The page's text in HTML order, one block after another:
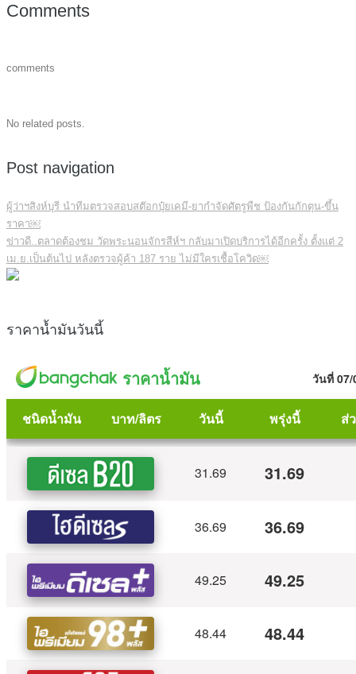
Comments
comments
No related posts.
Post navigation
ผู้ว่าฯสิงห์บุรี นำทีมตรวจสอบสต๊อกปุ๋ยเคมี-ยากำจัดศัตรูพืช ป้องกันกักตุน-ขึ้น
ราคา￼
ข่าวดี..ตลาดต้องชม วัดพระนอนจักรสีห์ฯ กลับมาเปิดบริการได้อีกครั้ง ตั้งแต่ 2
เม.ย.เป็นต้นไป หลังตรวจผู้ค้า 187 ราย ไม่มีใครเชื้อโควิด￼
ราคาน้ำมันวันนี้